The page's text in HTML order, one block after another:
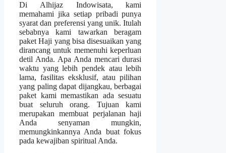
Di Alhijaz Indowisata, kami
memahami jika setiap pribadi punya
syarat dan preferensi yang unik. Itulah
sebabnya kami tawarkan beragam
paket Haji yang bisa disesuaikan yang
dirancang untuk memenuhi keperluan
detil Anda. Apa Anda mencari durasi
waktu yang lebih pendek atau lebih
lama, fasilitas eksklusif, atau pilihan
yang paling dapat dijangkau, berbagai
paket kami memastikan ada sesuatu
buat seluruh orang. Tujuan kami
merupakan membuat perjalanan haji
Anda senyaman mungkin,
memungkinkannya Anda buat fokus
pada kewajiban spiritual Anda.